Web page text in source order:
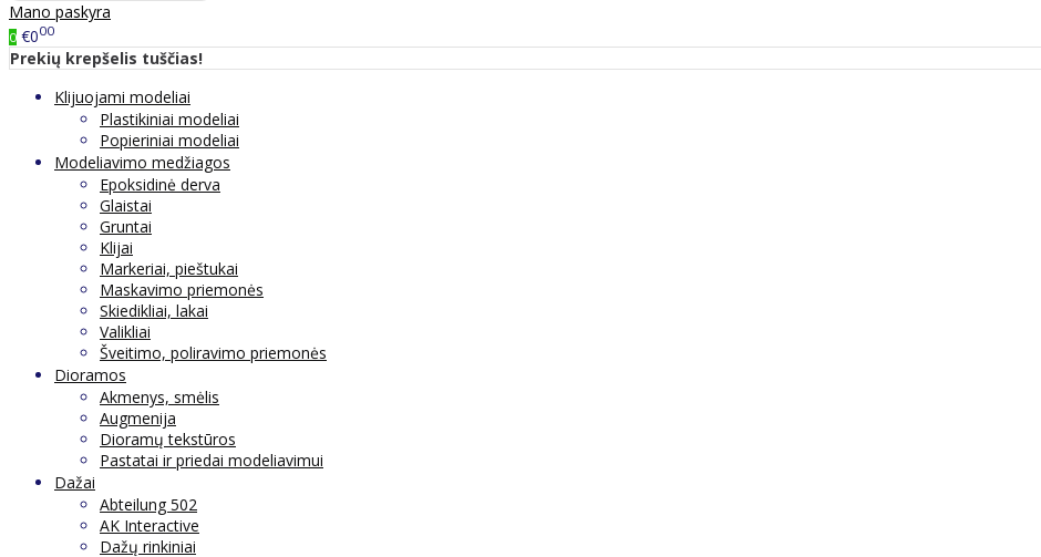
Mano paskyra
0 €000
Prekių krepšelis tuščias!
Klijuojami modeliai
Plastikiniai modeliai
Popieriniai modeliai
Modeliavimo medžiagos
Epoksidinė derva
Glaistai
Gruntai
Klijai
Markeriai, pieštukai
Maskavimo priemonės
Skiedikliai, lakai
Valikliai
Šveitimo, poliravimo priemonės
Dioramos
Akmenys, smėlis
Augmenija
Dioramų tekstūros
Pastatai ir priedai modeliavimui
Dažai
Abteilung 502
AK Interactive
Dažų rinkiniai